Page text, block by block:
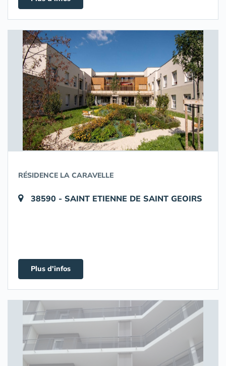
RÉSIDENCE LA CARAVELLE
38590 - SAINT ETIENNE DE SAINT GEOIRS
Plus d'infos